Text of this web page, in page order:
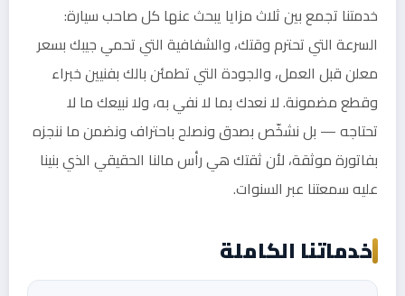
خدمتنا تجمع بين ثلاث مزايا يبحث عنها كل صاحب سيارة:
السرعة التي تحترم وقتك، والشفافية التي تحمي جيبك بسعر
معلن قبل العمل، والجودة التي تطمئن بالك بفنيين خبراء
وقطع مضمونة. لا نعدك بما لا نفي به، ولا نبيعك ما لا
تحتاجه — بل نشخّص بصدق ونصلح باحتراف ونضمن ما ننجزه
بفاتورة موثقة، لأن ثقتك هي رأس مالنا الحقيقي الذي بنينا
عليه سمعتنا عبر السنوات.
خدماتنا الكاملة